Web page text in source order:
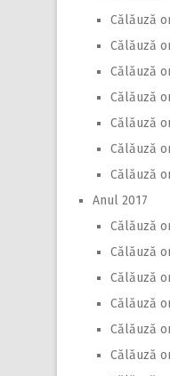
Călăuză
Călăuză
Călăuză
Călăuză
Călăuză
Călăuză
Călăuză
Anul 2017
Călăuză
Călăuză
Călăuză
Călăuză
Călăuză
Călăuză